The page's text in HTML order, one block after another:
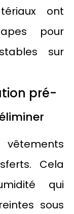
ont
pour
sur
pré-
Cela
qui
sous